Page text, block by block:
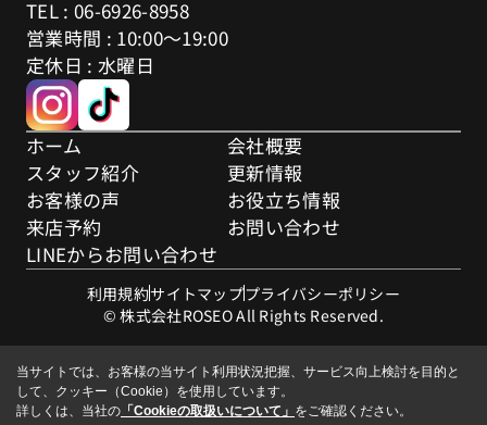
TEL : 06-6926-8958
営業時間 : 10:00～19:00
定休日 : 水曜日
ホーム
会社概要
スタッフ紹介
更新情報
お客様の声
お役立ち情報
来店予約
お問い合わせ
LINEからお問い合わせ
利用規約サイトマッププライバシーポリシー
© 株式会社ROSEO All Rights Reserved.
当サイトでは、お客様の当サイト利用状況把握、サービス向上検討を目的と
して、クッキー（Cookie）を使用しています。
詳しくは、当社の 「Cookieの取扱いについて」 をご確認ください。